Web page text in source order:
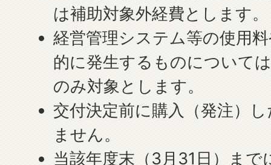
は補助対象外経費とします。
経営管理システム等の使用
的に発生するものについて
のみ対象とします。
交付決定前に購入（発注）
ません。
当該年度末（3月31日）まで